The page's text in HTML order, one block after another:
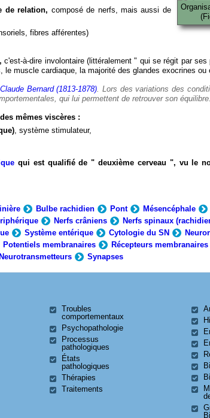
de relation, composé de nerfs, mais aussi de
fibres afférentes)
c'est-à-dire involontaire (littéralement " qui se régit par
muscle cardiaque, la majorité des glandes exocrines ou
Claude Bernard (1813-1878). Lors des variations des
qui lui permettent de retrouver son équilibre.
mêmes viscères :
, système stimulateur,
qui est qualifié de " deuxième cerveau ", vu le
Bulbe rachidien Pont Mésencéphale
Nerfs crâniens Nerfs spinaux
Système entérique Cytologie du SN
Potentiels membranaires Récepteurs membranaires
Neurotransmetteurs Synapses
Troubles
comportementaux
Psychopathologie
Processus
pathologiques
États
pathologiques
Thérapies
Traitements